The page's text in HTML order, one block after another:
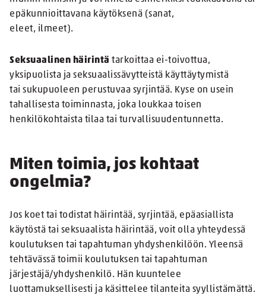
epäkunnioittavana käytöksenä (sanat,
eleet, ilmeet).
Seksuaalinen häirintä tarkoittaa ei-toivottua,
yksipuolista ja seksuaalissävytteistä käyttäytymistä
tai sukupuoleen perustuvaa syrjintää. Kyse on usein
tahallisesta toiminnasta, joka loukkaa toisen
henkilökohtaista tilaa tai turvallisuudentunnetta.
Miten toimia, jos kohtaat
ongelmia?
Jos koet tai todistat häirintää, syrjintää, epäasiallista
käytöstä tai seksuaalista häirintää, voit olla yhteydessä
koulutuksen tai tapahtuman yhdyshenkilöön. Yleensä
tehtävässä toimii koulutuksen tai tapahtuman
järjestäjä/yhdyshenkilö. Hän kuuntelee
luottamuksellisesti ja käsittelee tilanteita syyllistämättä.